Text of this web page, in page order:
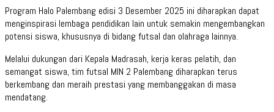
Program Halo Palembang edisi 3 Desember 2025 ini diharapkan dapat
menginspirasi lembaga pendidikan lain untuk semakin mengembangkan
potensi siswa, khususnya di bidang futsal dan olahraga lainnya.
Melalui dukungan dari Kepala Madrasah, kerja keras pelatih, dan
semangat siswa, tim futsal MIN 2 Palembang diharapkan terus
berkembang dan meraih prestasi yang membanggakan di masa
mendatang.